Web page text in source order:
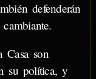
defenderán
Casa son
su política, y